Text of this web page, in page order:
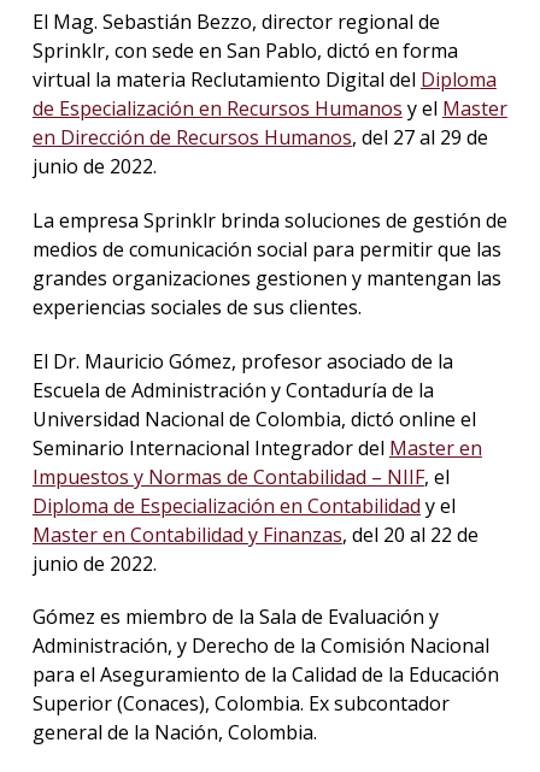
El Mag. Sebastián Bezzo, director regional de
Sprinklr, con sede en San Pablo, dictó en forma
virtual la materia Reclutamiento Digital del Diploma
de Especialización en Recursos Humanos y el Master
en Dirección de Recursos Humanos, del 27 al 29 de
junio de 2022.
La empresa Sprinklr brinda soluciones de gestión de
medios de comunicación social para permitir que las
grandes organizaciones gestionen y mantengan las
experiencias sociales de sus clientes.
El Dr. Mauricio Gómez, profesor asociado de la
Escuela de Administración y Contaduría de la
Universidad Nacional de Colombia, dictó online el
Seminario Internacional Integrador del Master en
Impuestos y Normas de Contabilidad – NIIF, el
Diploma de Especialización en Contabilidad y el
Master en Contabilidad y Finanzas, del 20 al 22 de
junio de 2022.
Gómez es miembro de la Sala de Evaluación y
Administración, y Derecho de la Comisión Nacional
para el Aseguramiento de la Calidad de la Educación
Superior (Conaces), Colombia. Ex subcontador
general de la Nación, Colombia.